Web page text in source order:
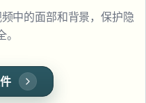
中的面部和背景，保护隐